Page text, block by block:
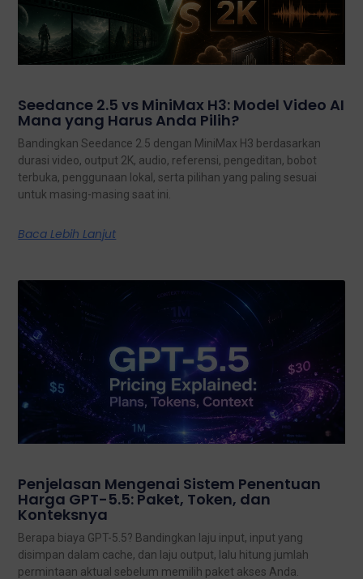
Seedance 2.5 vs MiniMax H3: Model Video AI
Mana yang Harus Anda Pilih?
Bandingkan Seedance 2.5 dengan MiniMax H3 berdasarkan
durasi video, output 2K, audio, referensi, pengeditan, bobot
terbuka, penggunaan lokal, serta pilihan yang paling sesuai
untuk masing-masing saat ini.
Baca Lebih Lanjut
Penjelasan Mengenai Sistem Penentuan
Harga GPT-5.5: Paket, Token, dan
Konteksnya
Berapa biaya GPT-5.5? Bandingkan laju input, input yang
disimpan dalam cache, dan laju output, lalu hitung jumlah
permintaan aktual sebelum memilih paket akses Anda.